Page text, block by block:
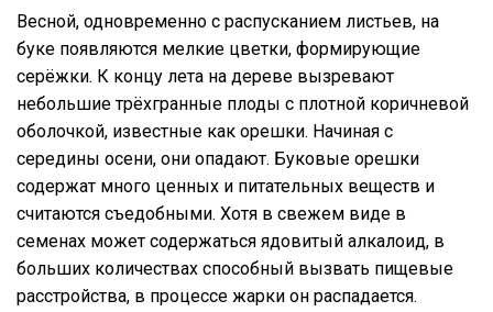
Весной, одновременно с распусканием листьев, на
буке появляются мелкие цветки, формирующие
серёжки. К концу лета на дереве вызревают
небольшие трёхгранные плоды с плотной коричневой
оболочкой, известные как орешки. Начиная с
середины осени, они опадают. Буковые орешки
содержат много ценных и питательных веществ и
считаются съедобными. Хотя в свежем виде в
семенах может содержаться ядовитый алкалоид, в
больших количествах способный вызвать пищевые
расстройства, в процессе жарки он распадается.